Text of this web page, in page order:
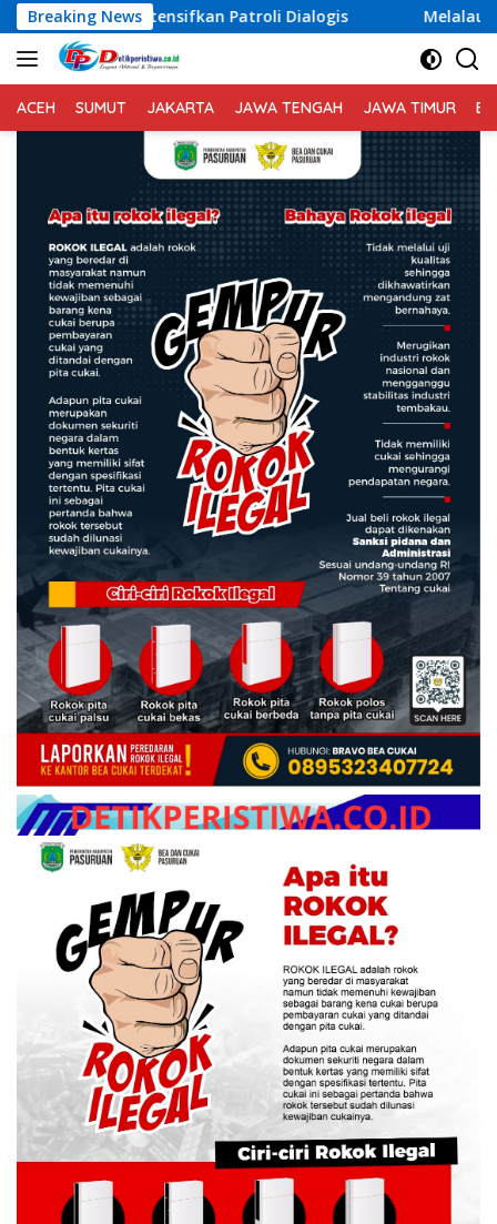
Langsung
ke
konten
Breaking News
Patroli Dialogis Melalaui Patroli Barcode,
ACEH SUMUT JAKARTA JAWA TENGAH JAWA TIMUR